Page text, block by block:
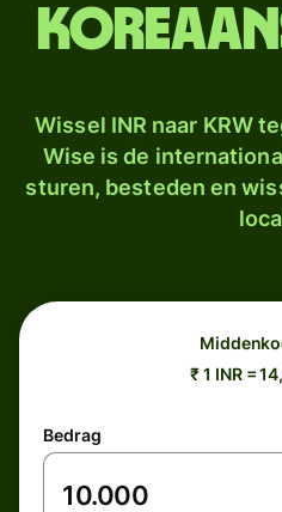
Wissel INR naar KRW
Wise is de
sturen, besteden en
₹ 1 INR =
Bedrag